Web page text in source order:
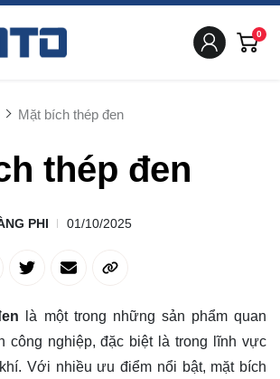
0
Mặt bích thép đen
thép đen
PHI 01/10/2025
là một trong những sản phẩm quan
công nghiệp, đặc biệt là trong lĩnh vực
Với nhiều ưu điểm nổi bật, mặt bích